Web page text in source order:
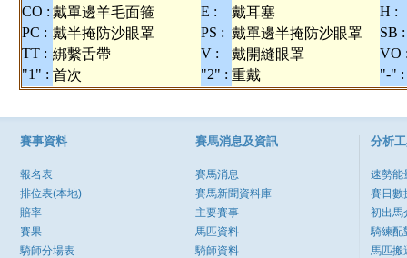
CO : 戴單邊羊毛面箍 E : 戴耳塞
H :
PC : 戴半掩防沙眼罩 PS : 戴單邊半掩防沙眼罩
SB :
TT : 綁繫舌帶 V : 戴開縫眼罩
VO
"1" : 首次 "2" : 重戴 "-" :
賽事資料
報名表
排位表(本地)
賠率
賽果
騎師分場表
賽馬消息及資訊
賽馬消息
賽馬新聞資料庫
主要賽事
馬匹資料
騎師資料
分析
速勢能
賽日數
初出馬
騎練配
馬匹搬